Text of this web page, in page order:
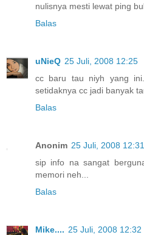
nulisnya mesti lewat ping
Balas
uNieQ 25 Juli, 2008 12:25
cc baru tau niyh yang
setidaknya cc jadi banyak
Balas
Anonim 25 Juli, 2008 12:31
sip info na sangat
memori neh...
Balas
Mike.... 25 Juli, 2008 12:32